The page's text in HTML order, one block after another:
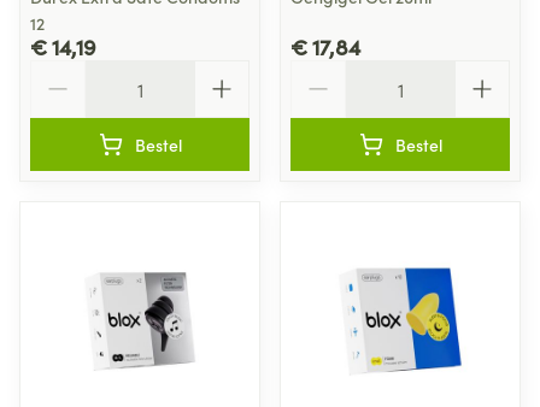
12
€ 14,19
Bestel
€ 17,84
Bestel